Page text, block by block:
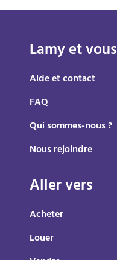
Lamy et vous
Aide et contact
FAQ
Qui sommes-nous ?
Nous rejoindre
Aller vers
Acheter
Louer